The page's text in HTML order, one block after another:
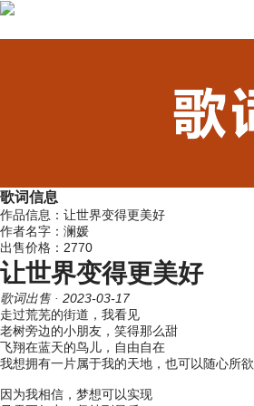
歌词信息
作品信息：让世界变得更美好
作者名字：澜媛
出售价格：2770
让世界变得更美好
歌词出售· 2023-03-17
走过荒芜的街道，我看见
老树旁边的小朋友，笑得那么甜
飞翔在蓝天的鸟儿，自由自在
我想拥有一片属于我的天地，也可以随心所欲
因为我相信，梦想可以实现